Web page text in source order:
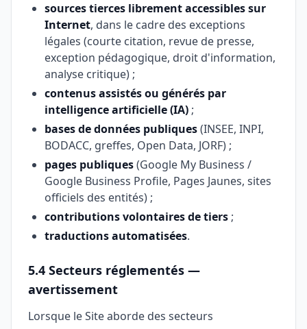
sources tierces librement accessibles sur
Internet, dans le cadre des exceptions
légales (courte citation, revue de presse,
exception pédagogique, droit d'information,
analyse critique) ;
contenus assistés ou générés par
intelligence artificielle (IA) ;
bases de données publiques(INSEE, INPI,
BODACC, greffes, Open Data, JORF) ;
pages publiques(Google My Business /
Google Business Profile, Pages Jaunes, sites
officiels des entités) ;
contributions volontaires de tiers ;
traductions automatisées.
5.4 Secteurs réglementés —
avertissement
Lorsque le Site aborde des secteurs